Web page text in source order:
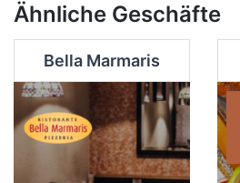
Ähnliche Geschäfte
Bella Marmaris